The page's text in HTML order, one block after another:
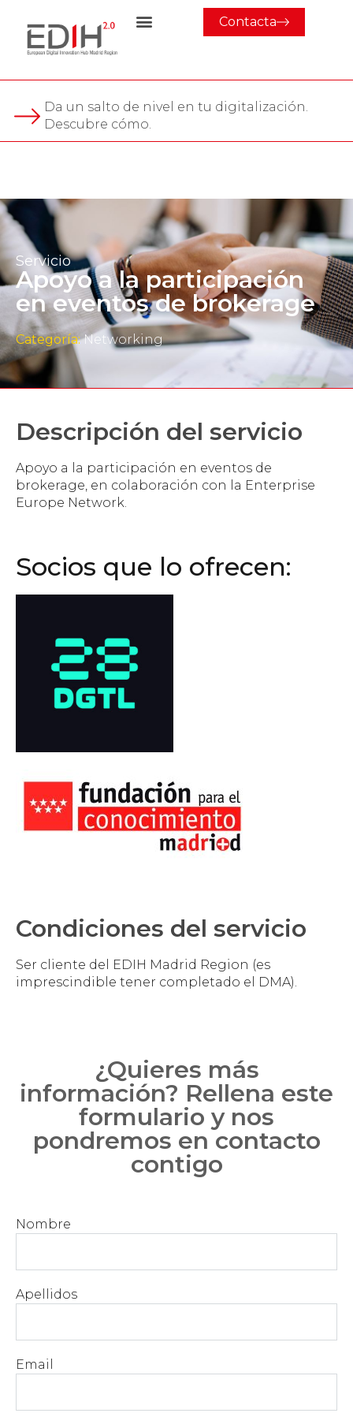
Contacta
Da un salto de nivel en tu digitalización.
Descubre cómo.
Servicio
Apoyo a la participación
en eventos de brokerage
Categoría:Networking
Descripción del servicio
Apoyo a la participación en eventos de
brokerage, en colaboración con la Enterprise
Europe Network.
Socios que lo ofrecen:
Condiciones del servicio
Ser cliente del EDIH Madrid Region (es
imprescindible tener completado el DMA).
¿Quieres más
información? Rellena este
formulario y nos
pondremos en contacto
contigo
Nombre
Apellidos
Email